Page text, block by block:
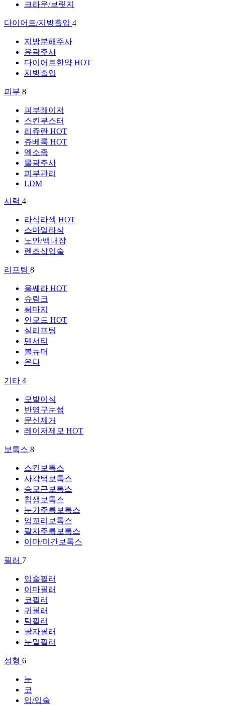
크라운/브릿지
다이어트/지방흡입 4
지방분해주사
윤곽주사
다이어트한약 HOT
지방흡입
피부 8
피부레이저
스킨부스터
리쥬란 HOT
쥬베룩 HOT
엑소좀
물광주사
피부관리
LDM
시력 4
라식라섹 HOT
스마일라식
노안/백내장
렌즈삽입술
리프팅 8
울쎄라 HOT
슈링크
써마지
인모드 HOT
실리프팅
덴서티
볼뉴머
온다
기타 4
모발이식
반영구눈썹
문신제거
레이저제모 HOT
보톡스 8
스킨보톡스
사각턱보톡스
승모근보톡스
침샘보톡스
눈가주름보톡스
입꼬리보톡스
팔자주름보톡스
이마/미간보톡스
필러 7
입술필러
이마필러
코필러
귀필러
턱필러
팔자필러
눈밑필러
성형 6
눈
코
입/입술